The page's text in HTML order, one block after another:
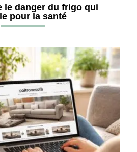
le danger du frigo qui
pour la santé